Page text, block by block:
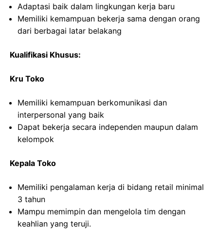
Adaptasi baik dalam lingkungan kerja baru
Memiliki kemampuan bekerja sama dengan orang
dari berbagai latar belakang
Kualifikasi Khusus:
Kru Toko
Memiliki kemampuan berkomunikasi dan
interpersonal yang baik
Dapat bekerja secara independen maupun dalam
kelompok
Kepala Toko
Memiliki pengalaman kerja di bidang retail minimal
3 tahun
Mampu memimpin dan mengelola tim dengan
keahlian yang teruji.